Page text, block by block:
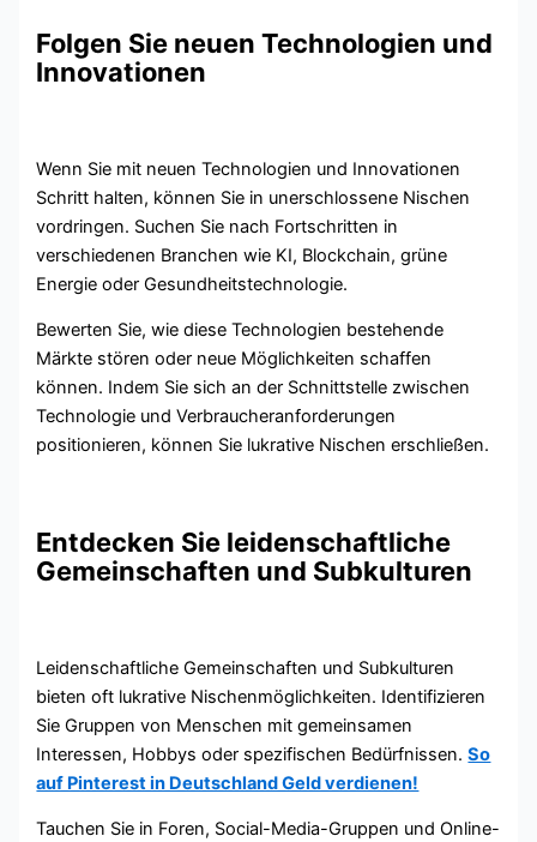
Folgen Sie neuen Technologien und
Innovationen
Wenn Sie mit neuen Technologien und Innovationen
Schritt halten, können Sie in unerschlossene Nischen
vordringen. Suchen Sie nach Fortschritten in
verschiedenen Branchen wie KI, Blockchain, grüne
Energie oder Gesundheitstechnologie.
Bewerten Sie, wie diese Technologien bestehende
Märkte stören oder neue Möglichkeiten schaffen
können. Indem Sie sich an der Schnittstelle zwischen
Technologie und Verbraucheranforderungen
positionieren, können Sie lukrative Nischen erschließen.
Entdecken Sie leidenschaftliche
Gemeinschaften und Subkulturen
Leidenschaftliche Gemeinschaften und Subkulturen
bieten oft lukrative Nischenmöglichkeiten. Identifizieren
Sie Gruppen von Menschen mit gemeinsamen
Interessen, Hobbys oder spezifischen Bedürfnissen.So
auf Pinterest in Deutschland Geld verdienen!
Tauchen Sie in Foren, Social-Media-Gruppen und Online-